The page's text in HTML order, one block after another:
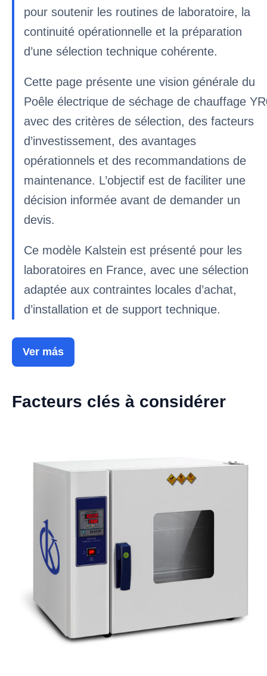
pour soutenir les routines de laboratoire, la
continuité opérationnelle et la préparation
d’une sélection technique cohérente.
Cette page présente une vision générale du
Poêle électrique de séchage de chauffage
avec des critères de sélection, des facteurs
d’investissement, des avantages
opérationnels et des recommandations de
maintenance. L’objectif est de faciliter une
décision informée avant de demander un
devis.
Ce modèle Kalstein est présenté pour les
laboratoires en France, avec une sélection
adaptée aux contraintes locales d’achat,
d’installation et de support technique.
Ver más
Facteurs clés à considérer